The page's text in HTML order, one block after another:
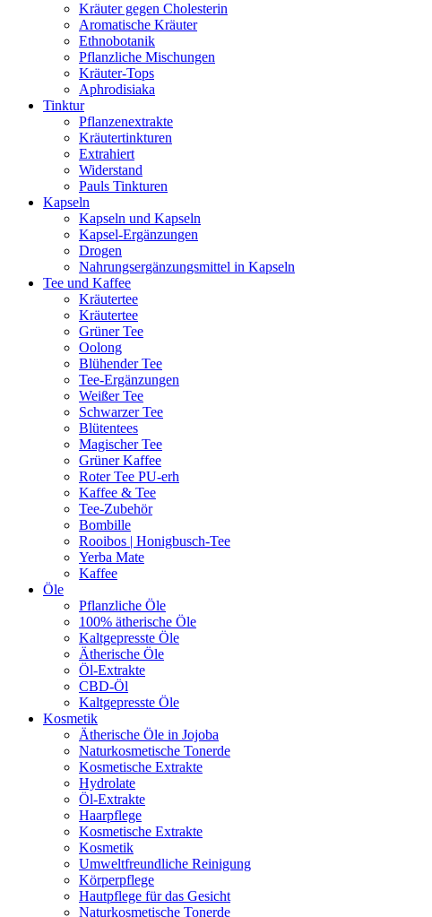
Kräuter gegen Cholesterin
Aromatische Kräuter
Ethnobotanik
Pflanzliche Mischungen
Kräuter-Tops
Aphrodisiaka
Tinktur
Pflanzenextrakte
Kräutertinkturen
Extrahiert
Widerstand
Pauls Tinkturen
Kapseln
Kapseln und Kapseln
Kapsel-Ergänzungen
Drogen
Nahrungsergänzungsmittel in Kapseln
Tee und Kaffee
Kräutertee
Kräutertee
Grüner Tee
Oolong
Blühender Tee
Tee-Ergänzungen
Weißer Tee
Schwarzer Tee
Blütentees
Magischer Tee
Grüner Kaffee
Roter Tee PU-erh
Kaffee & Tee
Tee-Zubehör
Bombille
Rooibos | Honigbusch-Tee
Yerba Mate
Kaffee
Öle
Pflanzliche Öle
100% ätherische Öle
Kaltgepresste Öle
Ätherische Öle
Öl-Extrakte
CBD-Öl
Kaltgepresste Öle
Kosmetik
Ätherische Öle in Jojoba
Naturkosmetische Tonerde
Kosmetische Extrakte
Hydrolate
Öl-Extrakte
Haarpflege
Kosmetische Extrakte
Kosmetik
Umweltfreundliche Reinigung
Körperpflege
Hautpflege für das Gesicht
Naturkosmetische Tonerde